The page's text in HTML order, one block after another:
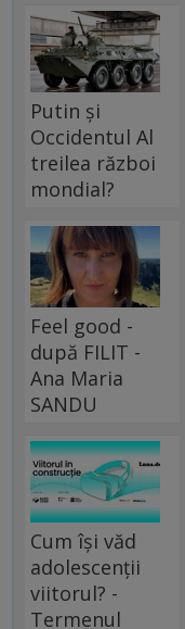
Putin și
Occidentul Al
treilea război
mondial?
Feel good -
după FILIT -
Ana Maria
SANDU
Cum își văd
adolescenții
viitorul? -
Termenul